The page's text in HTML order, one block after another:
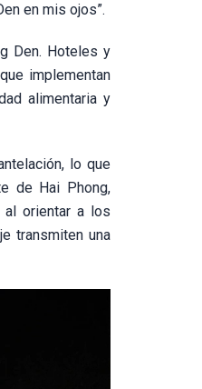
en mis ojos”.
Den. Hoteles y
implementan
alimentaria y
lo que
de Hai Phong,
orientar a los
transmiten una